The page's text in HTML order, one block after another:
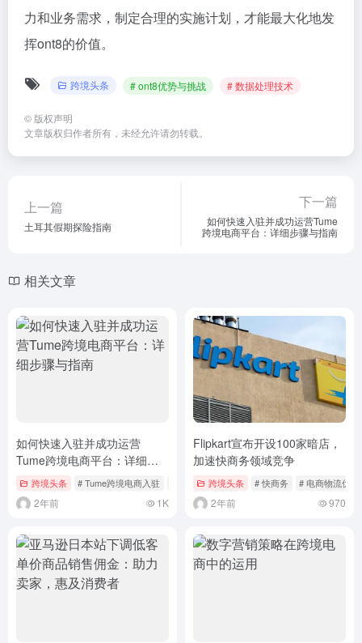
力和业务需求，制定合理的实施计划，才能最大化地发
挥ont8的价值。
跨境头条 # ont8优势与挑战 # 数据处理技术
© 版权声明
文章版权归作者所有，未经允许请勿转载。
上一篇
土耳其假期探险指南
下一篇
如何快速入驻并成功运营Tume
跨境电商平台：详细步骤与指南
相关文章
如何快速入驻并成功运营
Tume跨境电商平台：详细步
骤与指南
跨境头条 # Tume跨境电商入驻 # 跨境电商运营指南
2年前 1K
Flipkart宣布开设100家暗店，
加速快商务领域竞争
跨境头条 # 快商务 # 电商物流优化
2年前 970